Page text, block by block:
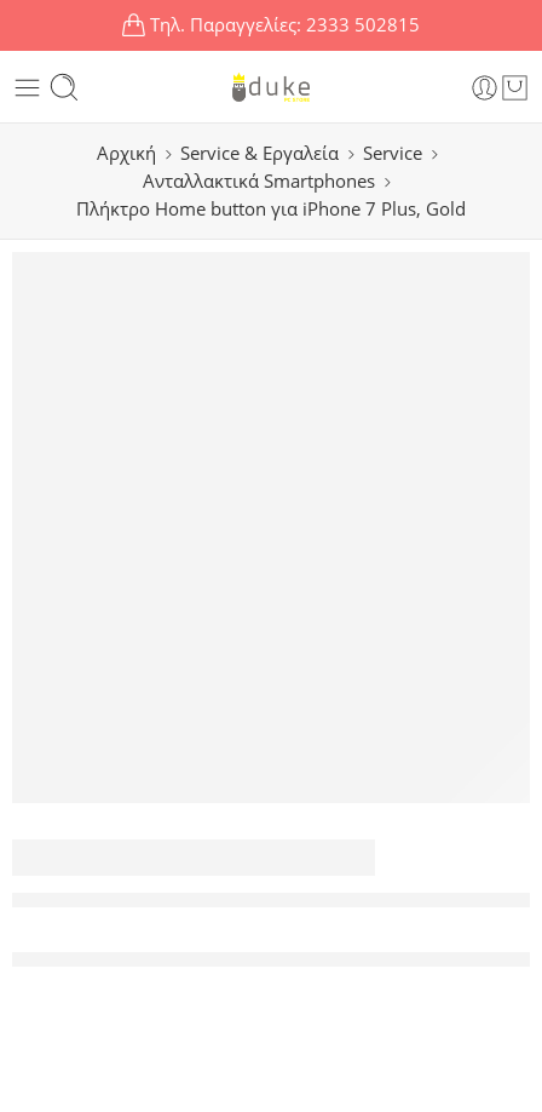
Τηλ. Παραγγελίες: 2333 502815
Αρχική Service & Εργαλεία
Service
Ανταλλακτικά Smartphones
Πλήκτρο Home button για iPhone 7 Plus, Gold